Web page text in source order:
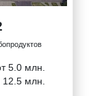
5.0 млн.
12.5 млн.